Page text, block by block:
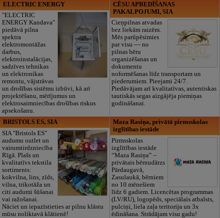
ELECTRIC ENERGY
"ELECTRIC
ENERGY Kandava"
piedāvā pilna
spektra
elektromontāžas
darbus,
elektroinstalācijas,
sadzīves tehnikas
un elektronikas
remontu, vājstrāvas
un drošības sistēmu izbūvi, kā arī
projektēšanu, mērījumus un
elektrosaimniecības drošības riskus
apsekošanu.
CĒSU APBEDĪŠANAS
PAKALPOJUMI, SIA
Cieņpilnas atvadas
bez liekām raizēm.
Mēs parūpēsimies
par visu — no
pilnas bēru
organizēšanas un
dokumentu
noformēšanas līdz transportam un
piederumiem. Pieejami 24/7.
Piedāvājam arī kvalitatīvas, autentiskas
tautiskās segas aizgājēja piemiņas
godināšanai.
BRISTOLS ES, SIA
SIA "Bristols ES"
audumu outlet un
vairumtirdzniecība
Rīgā. Plašs un
kvalitatīvs tekstila
sortiments:
kokvilna, lins, zīds,
vilna, trikotāža un
citi audumi šūšanai
vai ražošanai.
Nāciet un iepazīstieties ar pilnu klāstu
mūsu noliktavā klātienē!
Maza Rasiņa, privātā pirmsskolas
izglītības iestāde
Pirmsskolas
izglītības iestāde
“Maza Rasiņa” –
privātais bērnudārzs
Pārdaugavā,
Zasulaukā, bērniem
no 10 mēnešiem
līdz 6 gadiem. Licencētas programmas
(LV/RU), logopēds, speciālais atbalsts,
pulciņi, liela zaļa teritorija un 3x
ēdināšana. Strādājam visu gadu!